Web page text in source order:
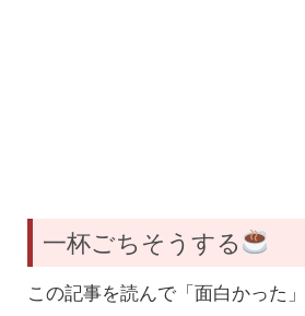
一杯ごちそうする
この記事を読んで「面白かった